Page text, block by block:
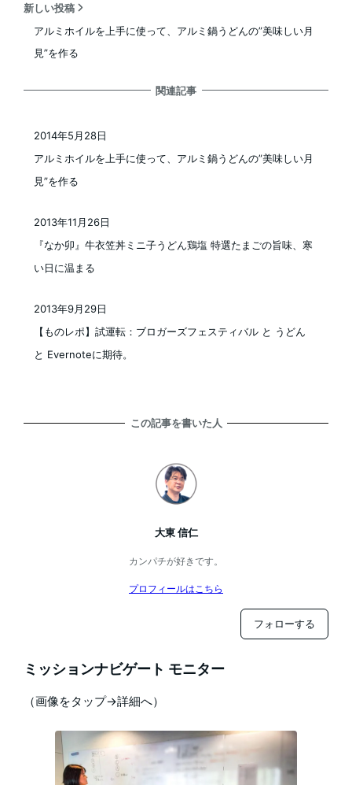
新しい投稿
アルミホイルを上手に使って、アルミ鍋うどんの”美味しい月
見”を作る
関連記事
アルミホイルを上手に使って、アルミ鍋うどんの”美味しい月
見”を作る
2014年5月28日
『なか卯』牛衣笠丼ミニ子うどん鶏塩 特選たまごの旨味、寒
い日に温まる
2013年11月26日
【ものレポ】試運転：ブロガーズフェスティバル と うどん
と Evernoteに期待。
投稿日
2013年9月29日
この記事を書いた人
大東 信仁
カンパチが好きです。
プロフィールはこちら
フォローする
ミッションナビゲート モニター
（画像をタップ→詳細へ）